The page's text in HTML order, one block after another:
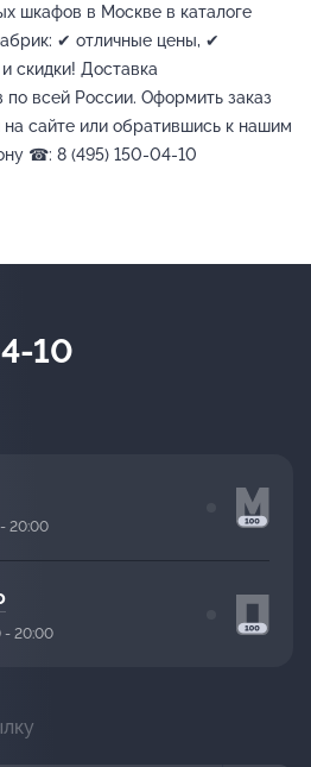
шкафов в Москве в каталоге
✔ отличные цены, ✔
скидки! Доставка
всей России. Оформить заказ
сайте или обратившись к нашим
☎: 8 (495) 150-04-10
10
20:00
- 20:00